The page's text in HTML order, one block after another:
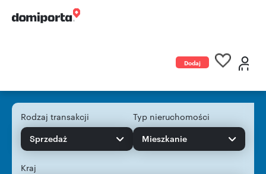
Dodaj
Rodzaj transakcji
Sprzedaż
Typ nieruchomości
Mieszkanie
Kraj